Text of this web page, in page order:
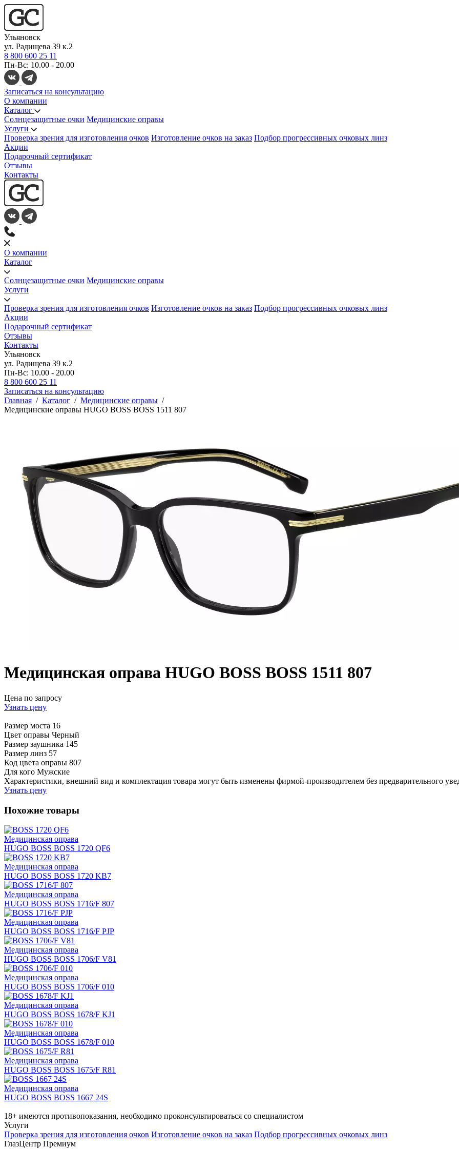
Ульяновск
ул. Радищева 39 к.2
8 800 600 25 11
Пн-Вс: 10.00 - 20.00
Записаться на консультацию
О компании
Каталог
Солнцезащитные очки Медицинские оправы
Услуги
Проверка зрения для изготовления очков Изготовление очков на заказ Подбор прогрессивных очковых линз
Акции
Подарочный сертификат
Отзывы
Контакты
О компании
Каталог
Солнцезащитные очки Медицинские оправы
Услуги
Проверка зрения для изготовления очков Изготовление очков на заказ Подбор прогрессивных очковых линз
Акции
Подарочный сертификат
Отзывы
Контакты
Ульяновск
ул. Радищева 39 к.2
Пн-Вс: 10.00 - 20.00
8 800 600 25 11
Записаться на консультацию
Главная / Каталог / Медицинские оправы /
Медицинские оправы HUGO BOSS BOSS 1511 807
Медицинская оправа HUGO BOSS BOSS 1511 807
Цена по запросу
Узнать цену
Размер моста 16
Цвет оправы Черный
Размер заушника 145
Размер линз 57
Код цвета оправы 807
Для кого Мужские
Характеристики, внешний вид и комплектация товара могут быть изменены фирмой-производителем без предварительного
Узнать цену
Похожие товары
Медицинская оправа
HUGO BOSS BOSS 1720 QF6
Медицинская оправа
HUGO BOSS BOSS 1720 KB7
Медицинская оправа
HUGO BOSS BOSS 1716/F 807
Медицинская оправа
HUGO BOSS BOSS 1716/F PJP
Медицинская оправа
HUGO BOSS BOSS 1706/F V81
Медицинская оправа
HUGO BOSS BOSS 1706/F 010
Медицинская оправа
HUGO BOSS BOSS 1678/F KJ1
Медицинская оправа
HUGO BOSS BOSS 1678/F 010
Медицинская оправа
HUGO BOSS BOSS 1675/F R81
Медицинская оправа
HUGO BOSS BOSS 1667 24S
18+ имеются противопоказания, необходимо проконсультироваться со специалистом
Услуги
Проверка зрения для изготовления очков Изготовление очков на заказ Подбор прогрессивных очковых линз
ГлазЦентр Премиум